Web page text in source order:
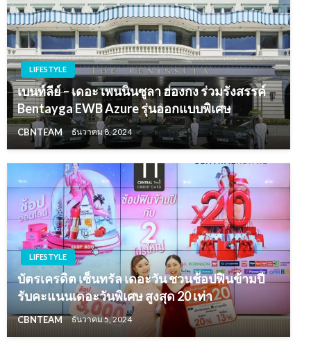
LIFESTYLE
เบนท์ลีย์ – เดอะ เพนนินซูลา ฮ่องกง ร่วมรังสรรค์
Bentayga EWB Azure รุ่นออกแบบพิเศษ
CBNTEAM ธันวาคม 8, 2024
LIFESTYLE
บัตรเครดิต เซ็นทรัล เดอะวัน ชวนช้อปฟินข้ามปี
รับคะแนนเดอะวันพิเศษ สูงสุด 20 เท่า
CBNTEAM ธันวาคม 5, 2024